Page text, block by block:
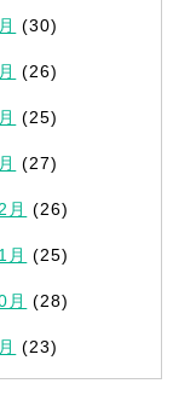
(30)
(26)
(25)
(27)
月 (26)
月 (25)
月 (28)
(23)